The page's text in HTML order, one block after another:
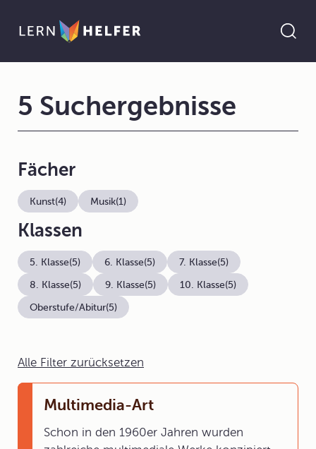
Alle Filter zurücksetzen
Multimedia-Art
Schon in den 1960er Jahren wurden
5 Suchergebnisse
Fächer
Kunst(4) Musik(1)
Klassen
5. Klasse(5) 6. Klasse(5) 7. Klasse(5)
8. Klasse(5) 9. Klasse(5) 10. Klasse(5)
Oberstufe/Abitur(5)